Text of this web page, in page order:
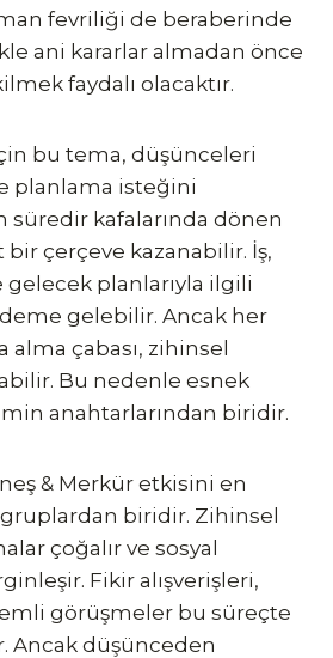
fevriliği de beraberinde
ani kararlar almadan önce
faydalı olacaktır.
bu tema, düşünceleri
planlama isteğini
süredir kafalarında dönen
çerçeve kazanabilir. İş,
planlarıyla ilgili
gelebilir. Ancak her
alma çabası, zihinsel
Bu nedenle esnek
anahtarlarından biridir.
& Merkür etkisini en
biridir. Zihinsel
çoğalır ve sosyal
Fikir alışverişleri,
görüşmeler bu süreçte
Ancak düşünceden